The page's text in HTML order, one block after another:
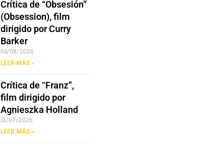
Crítica de “Obsesión”
(Obsession), film
dirigido por Curry
Barker
03/08/2026
LEER MÁS »
Crítica de “Franz”,
film dirigido por
Agnieszka Holland
31/07/2026
LEER MÁS »